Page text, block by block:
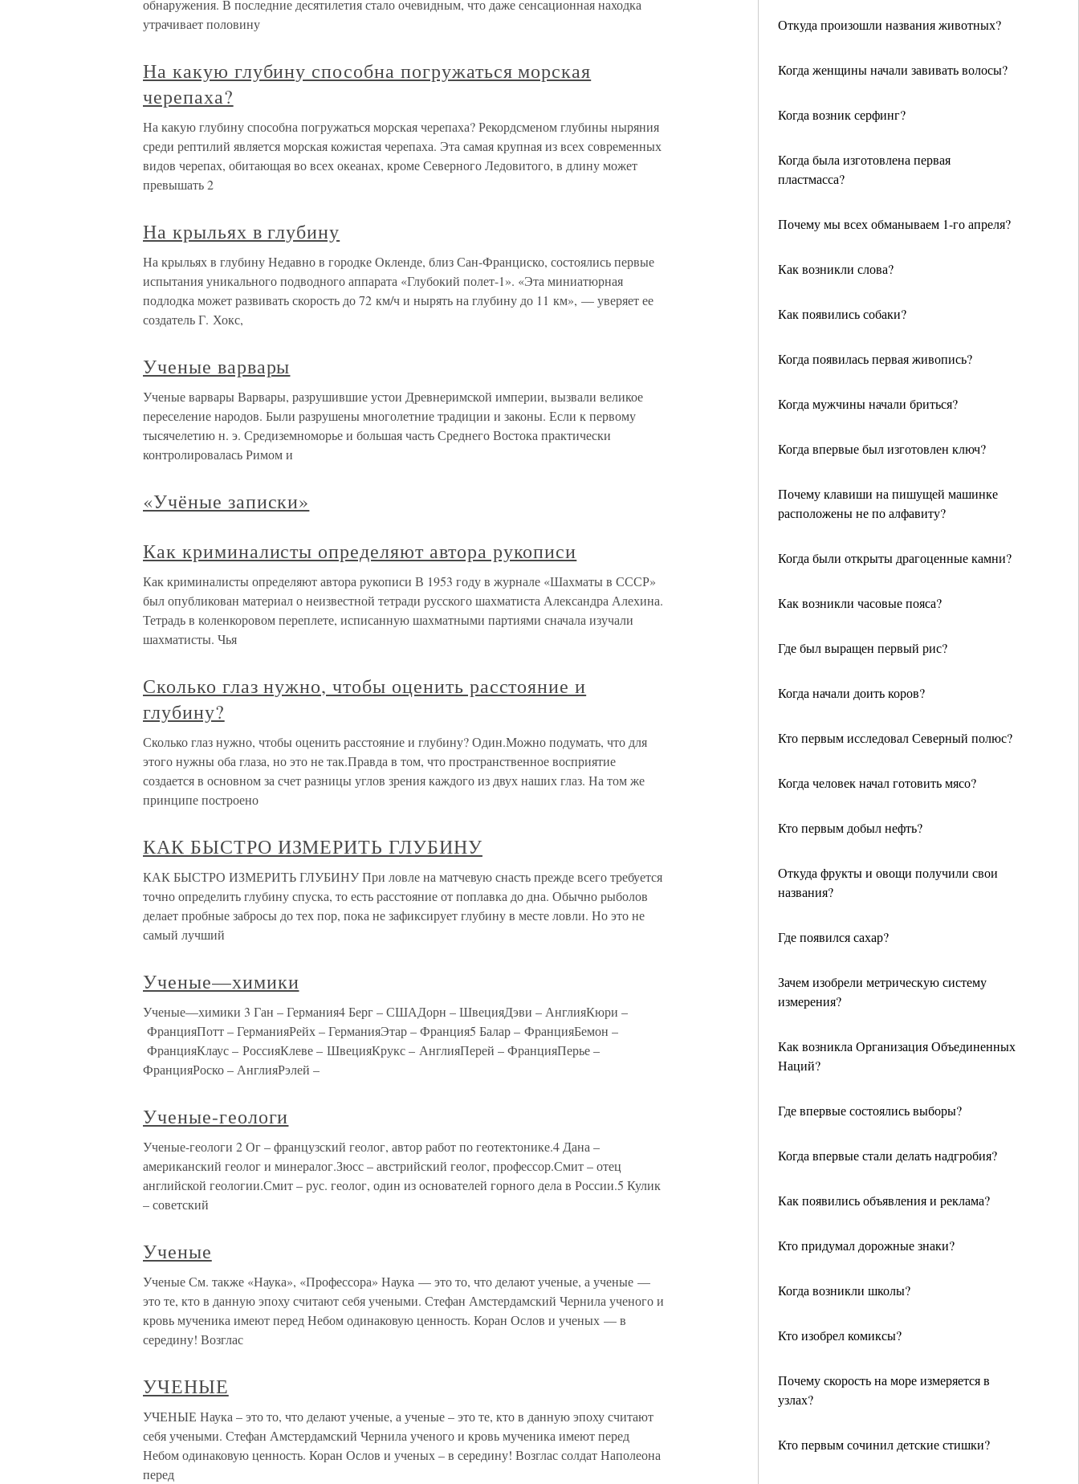
Откуда произошли названия животных?
Когда женщины начали завивать волосы?
Когда возник серфинг?
Когда была изготовлена первая
пластмасса?
Почему мы всех обманываем 1-го апреля?
Как возникли слова?
Как появились собаки?
Когда появилась первая живопись?
Когда мужчины начали бриться?
Когда впервые был изготовлен ключ?
Почему клавиши на пишущей машинке
расположены не по алфавиту?
Когда были открыты драгоценные камни?
Как возникли часовые пояса?
Где был выращен первый рис?
Когда начали доить коров?
Кто первым исследовал Северный полюс?
Когда человек начал готовить мясо?
Кто первым добыл нефть?
Откуда фрукты и овощи получили свои
названия?
Где появился сахар?
Зачем изобрели метрическую систему
измерения?
Как возникла Организация Объединенных
Наций?
Где впервые состоялись выборы?
Когда впервые стали делать надгробия?
Как появились объявления и реклама?
Кто придумал дорожные знаки?
Когда возникли школы?
Кто изобрел комиксы?
Почему скорость на море измеряется в
узлах?
Кто первым сочинил детские стишки?
обнаружения. В последние десятилетия стало очевидным, что даже сенсационная находка
утрачивает половину
На какую глубину способна погружаться морская
черепаха?
На какую глубину способна погружаться морская черепаха? Рекордсменом глубины ныряния
среди рептилий является морская кожистая черепаха. Эта самая крупная из всех современных
видов черепах, обитающая во всех океанах, кроме Северного Ледовитого, в длину может
превышать 2
На крыльях в глубину
На крыльях в глубину Недавно в городке Окленде, близ Сан-Франциско, состоялись первые
испытания уникального подводного аппарата «Глубокий полет-1». «Эта миниатюрная
подлодка может развивать скорость до 72 км/ч и нырять на глубину до 11 км», — уверяет ее
создатель Г. Хокс,
Ученые варвары
Ученые варвары Варвары, разрушившие устои Древнеримской империи, вызвали великое
переселение народов. Были разрушены многолетние традиции и законы. Если к первому
тысячелетию н. э. Средиземноморье и большая часть Среднего Востока практически
контролировалась Римом и
«Учёные записки»
Как криминалисты определяют автора рукописи
Как криминалисты определяют автора рукописи В 1953 году в журнале «Шахматы в СССР»
был опубликован материал о неизвестной тетради русского шахматиста Александра Алехина.
Тетрадь в коленкоровом переплете, исписанную шахматными партиями сначала изучали
шахматисты. Чья
Сколько глаз нужно, чтобы оценить расстояние и
глубину?
Сколько глаз нужно, чтобы оценить расстояние и глубину? Один.Можно подумать, что для
этого нужны оба глаза, но это не так.Правда в том, что пространственное восприятие
создается в основном за счет разницы углов зрения каждого из двух наших глаз. На том же
принципе построено
КАК БЫСТРО ИЗМЕРИТЬ ГЛУБИНУ
КАК БЫСТРО ИЗМЕРИТЬ ГЛУБИНУ При ловле на матчевую снасть прежде всего требуется
точно определить глубину спуска, то есть расстояние от поплавка до дна. Обычно рыболов
делает пробные забросы до тех пор, пока не зафиксирует глубину в месте ловли. Но это не
самый лучший
Ученые—химики
Ученые—химики 3 Ган – Германия4 Берг – СШАДорн – ШвецияДэви – АнглияКюри –
ФранцияПотт – ГерманияРейх – ГерманияЭтар – Франция5 Балар – ФранцияБемон –
ФранцияКлаус – РоссияКлеве – ШвецияКрукс – АнглияПерей – ФранцияПерье –
ФранцияРоско – АнглияРэлей –
Ученые-геологи
Ученые-геологи 2 Ог – французский геолог, автор работ по геотектонике.4 Дана –
американский геолог и минералог.Зюсс – австрийский геолог, профессор.Смит – отец
английской геологии.Смит – рус. геолог, один из основателей горного дела в России.5 Кулик
– советский
Ученые
Ученые См. также «Наука», «Профессора» Наука — это то, что делают ученые, а ученые —
это те, кто в данную эпоху считают себя учеными. Стефан Амстердамский Чернила ученого и
кровь мученика имеют перед Небом одинаковую ценность. Коран Ослов и ученых — в
середину! Возглас
УЧЕНЫЕ
УЧЕНЫЕ Наука – это то, что делают ученые, а ученые – это те, кто в данную эпоху считают
себя учеными. Стефан Амстердамский Чернила ученого и кровь мученика имеют перед
Небом одинаковую ценность. Коран Ослов и ученых – в середину! Возглас солдат Наполеона
перед